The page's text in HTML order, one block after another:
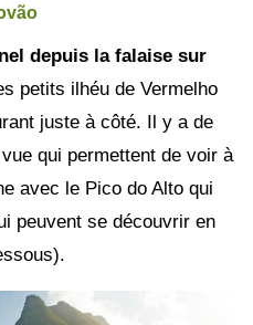
depuis la falaise sur
petits ilhéu de Vermelho
juste à côté. Il y a de
qui permettent de voir à
avec le Pico do Alto qui
peuvent se découvrir en